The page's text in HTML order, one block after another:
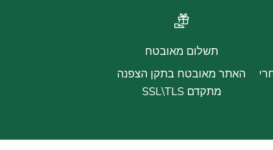
תשלום מאובטח
האתר מאובטח בתקן הצפנה
מתקדם SSL\TLS